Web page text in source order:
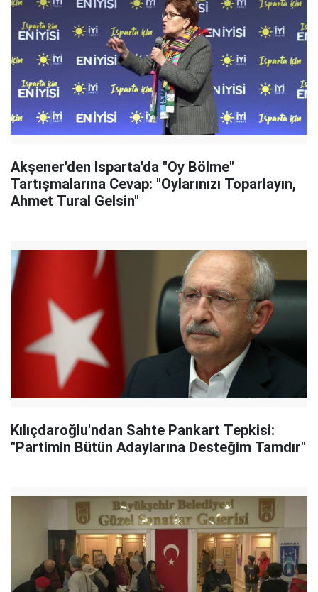
Akşener'den Isparta'da "Oy Bölme"
Tartışmalarına Cevap: "Oylarınızı Toparlayın,
Ahmet Tural Gelsin"
Kılıçdaroğlu'ndan Sahte Pankart Tepkisi:
"Partimin Bütün Adaylarına Desteğim Tamdır"